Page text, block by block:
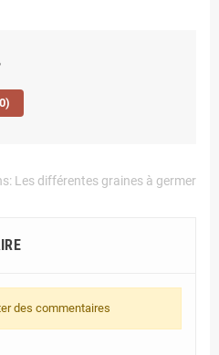
Les différentes graines à germer
des commentaires